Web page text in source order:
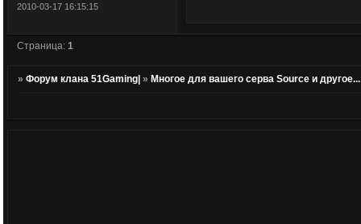
2010-03-17 16:15:15
Страница: 1
»Форум клана 51Gaming| » Многое для вашего серва Source и другое...